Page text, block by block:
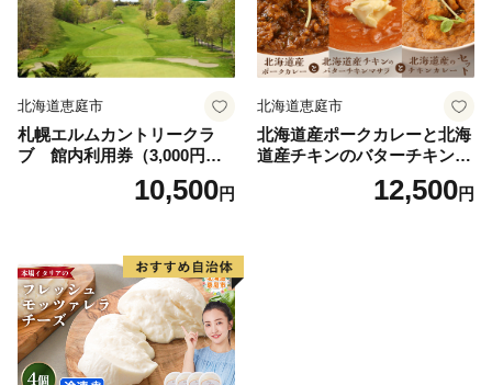
北海道恵庭市
札幌エルムカントリークラ
ブ 館内利用券（3,000円
分）【26000101】10,500円
北海道恵庭市
北海道産ポークカレーと北海
道産チキンのバターチキンマ
サラと北海道産のチキンカレ
ーセット（各350g×1人前）
12,500円